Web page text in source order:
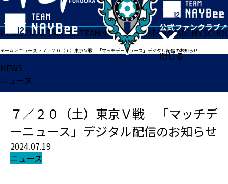
閉じる
HOMETICKETMATCHTEAMNEWSGOODSFANACADEMY
ホーム >ニュース > ７／２０（土）東京Ｖ戦 「マッチデーニュース」デジタル配信のお知らせ
NEWS
ニュース
７／２０（土）東京Ｖ戦 「マッチデ
ーニュース」デジタル配信のお知らせ
2024.07.19
ニュース